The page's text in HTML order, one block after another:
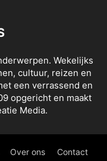
Wekelijks
cultuur, reizen en
een verrassend en
opgericht en maakt
Media.
Over ons Contact